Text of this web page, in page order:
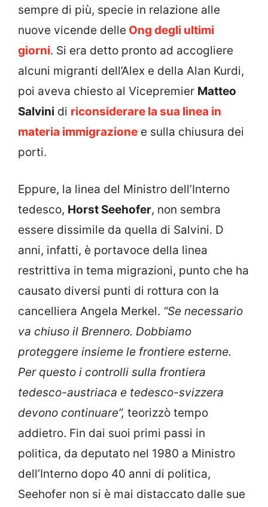
sempre di più, specie in relazione alle
nuove vicende delle Ong degli ultimi
giorni. Si era detto pronto ad accogliere
alcuni migranti dell’Alex e della Alan Kurdi,
poi aveva chiesto al Vicepremier Matteo
Salvini di riconsiderare la sua linea in
materia immigrazione e sulla chiusura dei
porti.
Eppure, la linea del Ministro dell’Interno
tedesco, Horst Seehofer, non sembra
essere dissimile da quella di Salvini. D
anni, infatti, è portavoce della linea
restrittiva in tema migrazioni, punto che ha
causato diversi punti di rottura con la
cancelliera Angela Merkel. “Se necessario
va chiuso il Brennero. Dobbiamo
proteggere insieme le frontiere esterne.
Per questo i controlli sulla frontiera
tedesco-austriaca e tedesco-svizzera
devono continuare”, teorizzò tempo
addietro. Fin dai suoi primi passi in
politica, da deputato nel 1980 a Ministro
dell’Interno dopo 40 anni di politica,
Seehofer non si è mai distaccato dalle sue